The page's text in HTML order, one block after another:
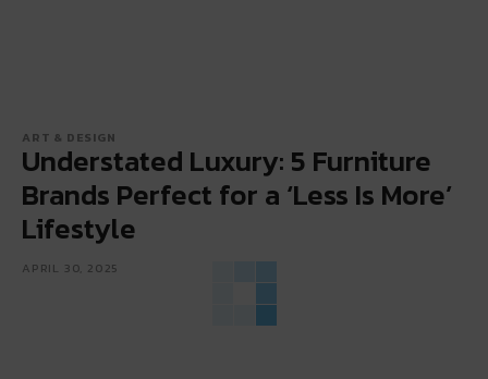
ART & DESIGN
Understated Luxury: 5 Furniture
Brands Perfect for a ‘Less Is More’
Lifestyle
APRIL 30, 2025